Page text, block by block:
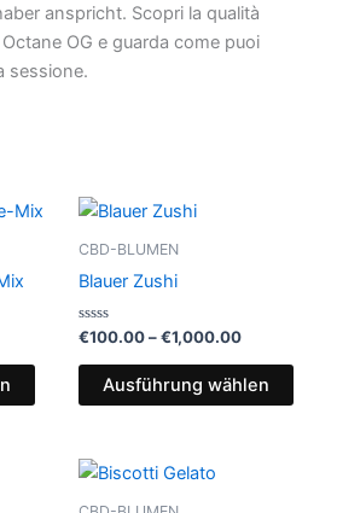
anspricht. Scopri la qualità
OG e guarda come puoi
sessione.
Dieses
Produkt
mehrere
Varianten
CBD-BLUMEN
Blauer Zushi
Bewertet
0
€100.00–€1,000.00
bis
€1,000.00
Ausführung wählen